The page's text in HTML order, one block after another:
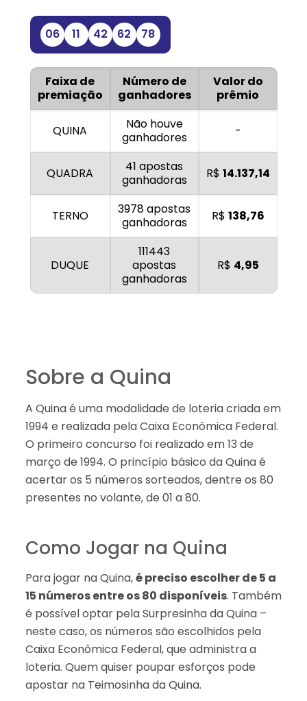
06 11 42 62 78
Faixa de
premiação
Número de
ganhadores
Valor do
prêmio
QUINA
Não houve
ganhadores
-
QUADRA
41 apostas
ganhadoras
R$ 14.137,14
TERNO
3978 apostas
ganhadoras
R$ 138,76
DUQUE
111443
apostas
ganhadoras
R$ 4,95
Sobre a Quina
A Quina é uma modalidade de loteria criada em
1994 e realizada pela Caixa Econômica Federal.
O primeiro concurso foi realizado em 13 de
março de 1994. O princípio básico da Quina é
acertar os 5 números sorteados, dentre os 80
presentes no volante, de 01 a 80.
Como Jogar na Quina
Para jogar na Quina,é preciso escolher de 5 a
15 números entre os 80 disponíveis. Também
é possível optar pela Surpresinha da Quina –
neste caso, os números são escolhidos pela
Caixa Econômica Federal, que administra a
loteria. Quem quiser poupar esforços pode
apostar na Teimosinha da Quina.